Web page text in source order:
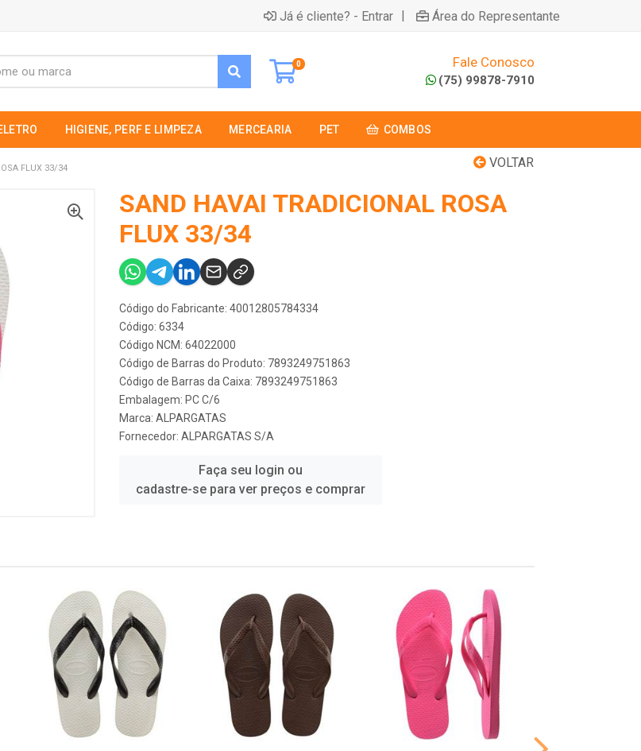
Já é cliente? - Entrar | Área do Representante
0 Fale Conosco
(75) 99878-7910
HIGIENE, PERF E LIMPEZA MERCEARIA PET COMBOS
VOLTAR
FLUX 33/34
SAND HAVAI TRADICIONAL ROSA
FLUX 33/34
Código do Fabricante: 40012805784334
Código: 6334
Código NCM: 64022000
Código de Barras do Produto: 7893249751863
Código de Barras da Caixa: 7893249751863
Embalagem: PC C/6
Marca: ALPARGATAS
Fornecedor: ALPARGATAS S/A
Faça seu login ou
cadastre-se para ver preços e comprar